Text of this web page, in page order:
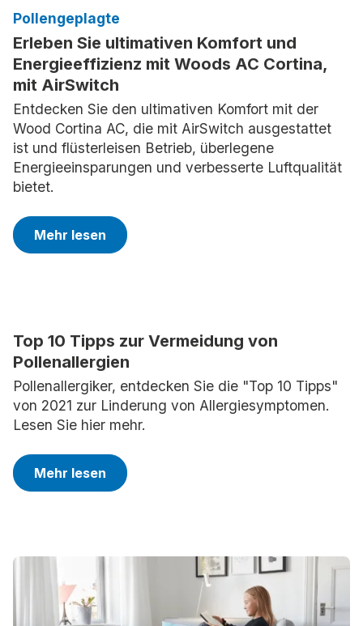
Pollengeplagte
Erleben Sie ultimativen Komfort und
Energieeffizienz mit Woods AC Cortina,
mit AirSwitch
Entdecken Sie den ultimativen Komfort mit der
Wood Cortina AC, die mit AirSwitch ausgestattet
ist und flüsterleisen Betrieb, überlegene
Energieeinsparungen und verbesserte Luftqualität
bietet.
Mehr lesen
Top 10 Tipps zur Vermeidung von
Pollenallergien
Pollenallergiker, entdecken Sie die "Top 10 Tipps"
von 2021 zur Linderung von Allergiesymptomen.
Lesen Sie hier mehr.
Mehr lesen